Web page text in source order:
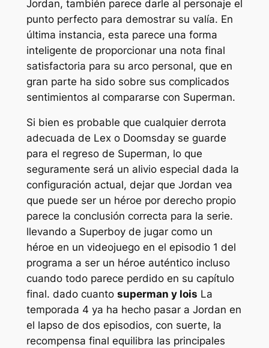
Jordan, también parece darle al personaje el
punto perfecto para demostrar su valía. En
última instancia, esta parece una forma
inteligente de proporcionar una nota final
satisfactoria para su arco personal, que en
gran parte ha sido sobre sus complicados
sentimientos al compararse con Superman.
Si bien es probable que cualquier derrota
adecuada de Lex o Doomsday se guarde
para el regreso de Superman, lo que
seguramente será un alivio especial dada la
configuración actual, dejar que Jordan vea
que puede ser un héroe por derecho propio
parece la conclusión correcta para la serie.
llevando a Superboy de jugar como un
héroe en un videojuego en el episodio 1 del
programa a ser un héroe auténtico incluso
cuando todo parece perdido en su capítulo
final. dado cuanto superman y lois La
temporada 4 ya ha hecho pasar a Jordan en
el lapso de dos episodios, con suerte, la
recompensa final equilibra las principales